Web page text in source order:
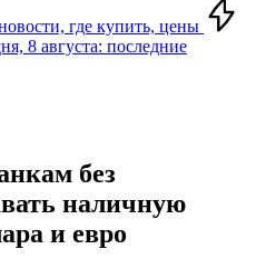
где купить, цены
8 августа: последние
без
наличную
и евро